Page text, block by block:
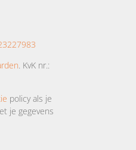
. KvK nr.:
policy als je
je gegevens